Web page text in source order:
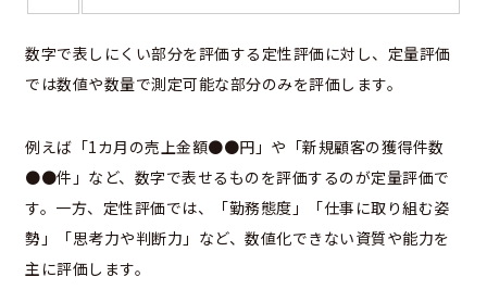
数字で表しにくい部分を評価する定性評価に対し、定量評価
では数値や数量で測定可能な部分のみを評価します。
例えば「1カ月の売上金額●●円」や「新規顧客の獲得件数
●●件」など、数字で表せるものを評価するのが定量評価で
す。一方、定性評価では、「勤務態度」「仕事に取り組む姿
勢」「思考力や判断力」など、数値化できない資質や能力を
主に評価します。